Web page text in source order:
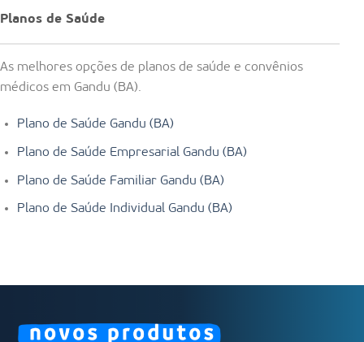
Planos de Saúde
As melhores opções de planos de saúde e convênios
médicos em Gandu (BA).
Plano de Saúde Gandu (BA)
Plano de Saúde Empresarial Gandu (BA)
Plano de Saúde Familiar Gandu (BA)
Plano de Saúde Individual Gandu (BA)